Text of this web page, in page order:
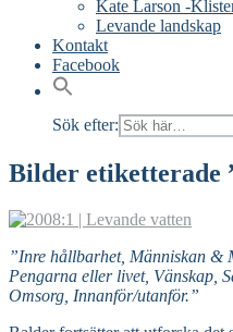
Kate Larson -
Levande landskap
Kontakt
Facebook
Sök efter:
Bilder etiketterade
”Inre hållbarhet, Människan &
Pengarna eller livet, Vänskap,
Omsorg, Innanför/utanför.”